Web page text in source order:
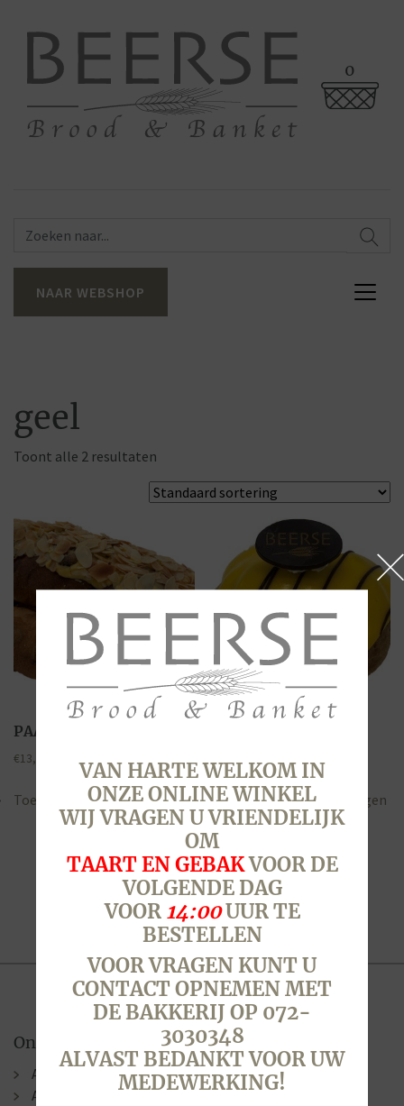
0
NAAR WEBSHOP
geel
Toont alle 2 resultaten
PAASSTOL
€13,95
Toevoegen aan winkelwagen Toevoegen aan winkelwagen
Onze winkels
Alkmaar (Berenkoog)
Alkmaar (Stationsweg)
VAN HARTE WELKOM IN
ONZE ONLINE WINKEL
WIJ VRAGEN U VRIENDELIJK
OM
TAART EN GEBAKVOOR DE
VOLGENDE DAG
VOOR 14:00UUR TE
BESTELLEN
VOOR VRAGEN KUNT U
CONTACT OPNEMEN MET
DE BAKKERIJ OP 072-
3030348
ALVAST BEDANKT VOOR UW
MEDEWERKING!